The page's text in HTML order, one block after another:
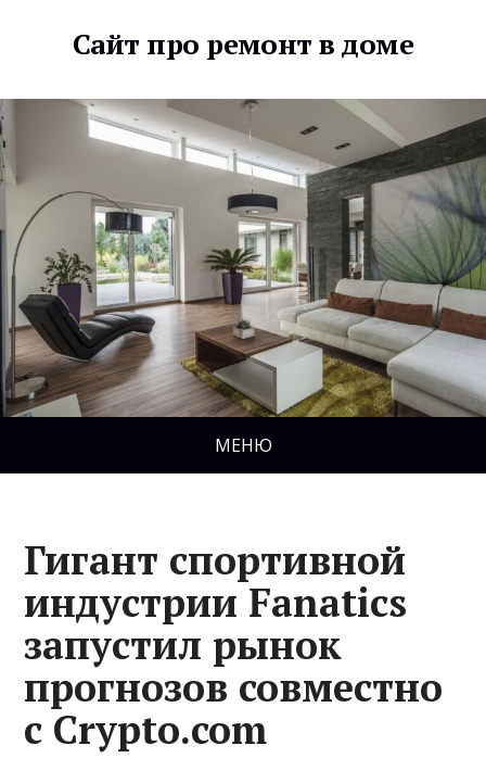
Сайт про ремонт в доме
МЕНЮ
Гигант спортивной
индустрии Fanatics
запустил рынок
прогнозов совместно
с Crypto.com